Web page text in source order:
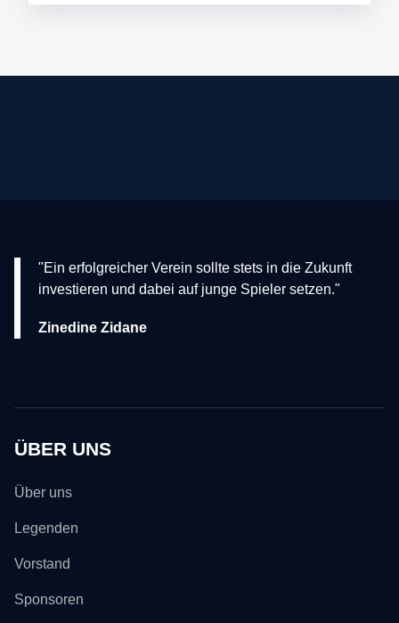
"Ein erfolgreicher Verein sollte stets in die Zukunft
investieren und dabei auf junge Spieler setzen."
Zinedine Zidane
ÜBER UNS
Über uns
Legenden
Vorstand
Sponsoren